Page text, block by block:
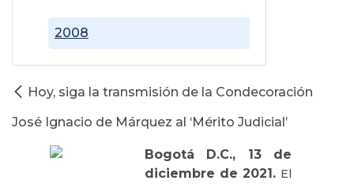
2008
Hoy, siga la transmisión de la Condecoración
José Ignacio de Márquez al ‘Mérito Judicial’
Bogotá D.C., 13 de
diciembre de 2021. El